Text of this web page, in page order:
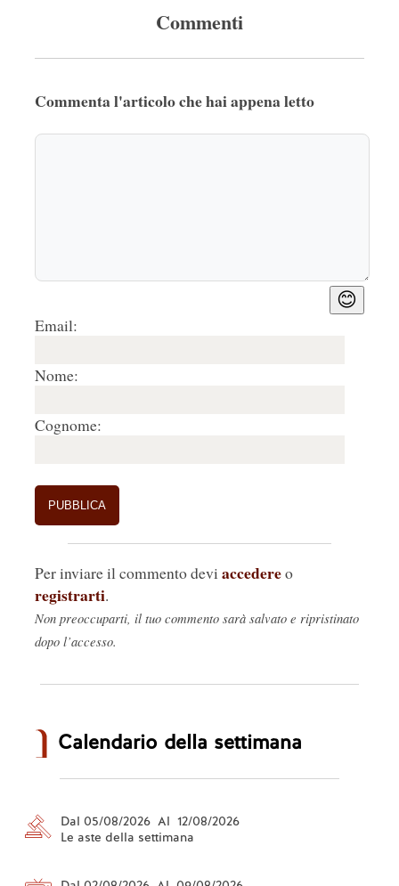
Commenti
Commenta l'articolo che hai appena letto
😊
Email:
Nome:
Cognome:
Per inviare il commento devi accedereo
registrarti.
Non preoccuparti, il tuo commento sarà salvato e ripristinato
dopo l’accesso.
Calendario della settimana
Dal 05/08/2026 Al 12/08/2026
Le aste della settimana